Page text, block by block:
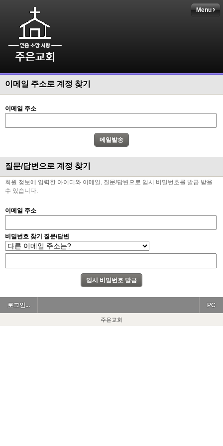
Menu
이메일 주소로 계정 찾기
이메일 주소
질문/답변으로 계정 찾기
회원 정보에 입력한 아이디와 이메일, 질문/답변으로 임시 비밀번호를 발급 받을
수 있습니다.
이메일 주소
비밀번호 찾기 질문/답변
로그인... PC
주은교회